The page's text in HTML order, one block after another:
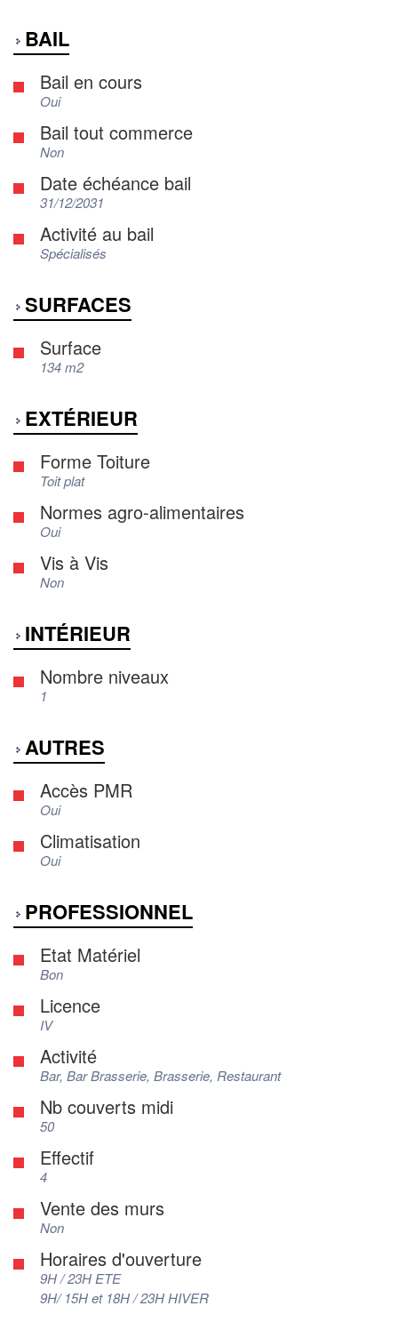
BAIL
Bail en cours
Oui
Bail tout commerce
Non
Date échéance bail
31/12/2031
Activité au bail
Spécialisés
SURFACES
Surface
134 m2
EXTÉRIEUR
Forme Toiture
Toit plat
Normes agro-alimentaires
Oui
Vis à Vis
Non
INTÉRIEUR
Nombre niveaux
1
AUTRES
Accès PMR
Oui
Climatisation
Oui
PROFESSIONNEL
Etat Matériel
Bon
Licence
IV
Activité
Bar, Bar Brasserie, Brasserie, Restaurant
Nb couverts midi
50
Effectif
4
Vente des murs
Non
Horaires d'ouverture
9H / 23H ETE
9H/ 15H et 18H / 23H HIVER